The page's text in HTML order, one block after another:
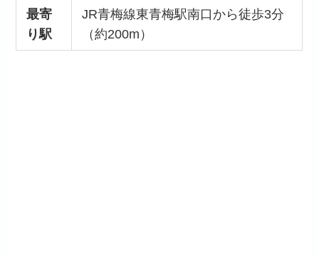
最寄
り駅
JR青梅線東青梅駅南口から徒歩3分
（約200m）